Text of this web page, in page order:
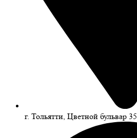
г. Тольятти, Цветной бульвар 35